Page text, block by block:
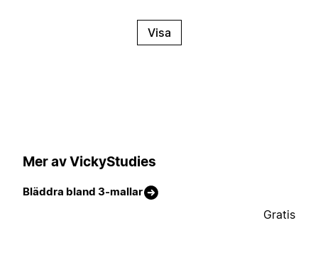
Visa
Mer av VickyStudies
Bläddra bland 3-mallar
Gratis